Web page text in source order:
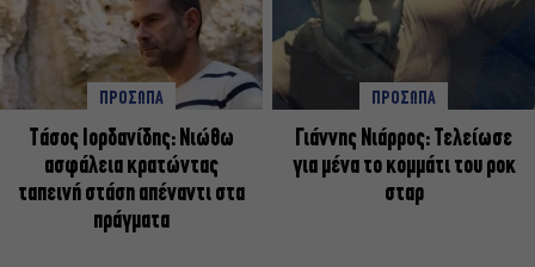
ΠΡΟΣΩΠΑ
Tάσος Ιορδανίδης: Νιώθω
ασφάλεια κρατώντας
ταπεινή στάση απέναντι στα
πράγματα
ΠΡΟΣΩΠΑ
Γιάννης Νιάρρος: Τελείωσε
για μένα το κομμάτι του ροκ
σταρ